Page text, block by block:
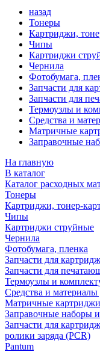
назад
Тонеры
Картриджи,
Чипы
Картриджи
Чернила
Фотобумага,
Запчасти для
Запчасти для
Термоузлы и
Средства и
Матричные
Заправочные
На главную
В каталог
Каталог расходных
Тонеры
Картриджи, тонер-
Чипы
Картриджи струйные
Чернила
Фотобумага, пленка
Запчасти для
Запчасти для
Термоузлы и
Средства и материалы
Матричные картриджи
Заправочные наборы
Запчасти для
ролики заряда (PCR)
Pantum